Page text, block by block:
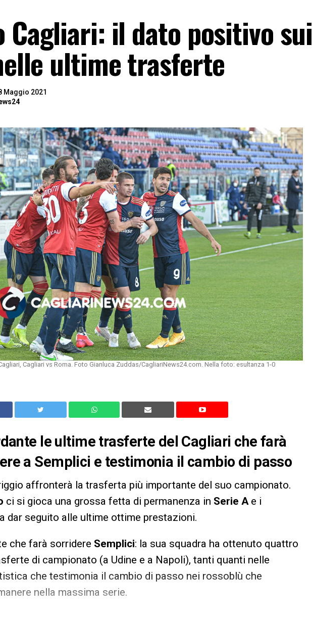
Cagliari: il dato positivo sui
ultime trasferte
Maggio 2021
Cagliari vs Roma. Foto Gianluca Zuddas/CagliariNews24.com. Nella foto: esultanza 1-0
le ultime trasferte del Cagliari che farà
a Semplici e testimonia il cambio di passo
affronterà la trasferta più importante del suo campionato.
ci si gioca una grossa fetta di permanenza in Serie Ae i
dar seguito alle ultime ottime prestazioni.
che farà sorridere Semplici: la sua squadra ha ottenuto quattro
di campionato (a Udine e a Napoli), tanti quanti nelle
che testimonia il cambio di passo nei rossoblù che
nella massima serie.